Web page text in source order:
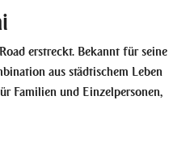
erstreckt. Bekannt für seine
aus städtischem Leben
Familien und Einzelpersonen,